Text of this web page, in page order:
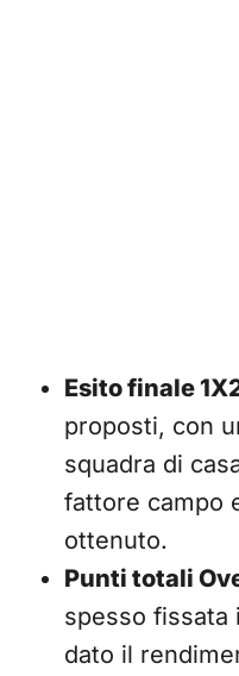
Esito finale
proposti, con
squadra di
fattore campo
ottenuto.
Punti totali
spesso fissata
dato il